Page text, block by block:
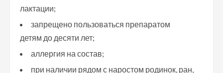
лактации;
запрещено пользоваться препаратом
детям до десяти лет;
аллергия на состав;
при наличии рядом с наростом родинок, ран,